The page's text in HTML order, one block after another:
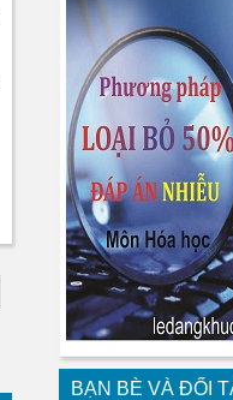
BẠN BÈ VÀ ĐỐI